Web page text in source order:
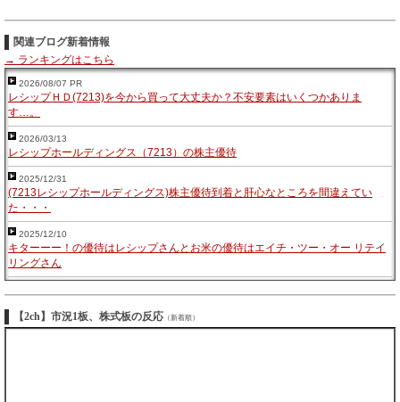
関連ブログ新着情報
→ ランキングはこちら
2026/08/07 PR
レシップＨＤ(7213)を今から買って大丈夫か？不安要素はいくつかありま
す…。
2026/03/13
レシップホールディングス（7213）の株主優待
2025/12/31
(7213レシップホールディングス)株主優待到着と肝心なところを間違えてい
た・・・
2025/12/10
キターーー！の優待はレシップさんとお米の優待はエイチ・ツー・オー リテイ
リングさん
【2ch】市況1板、株式板の反応 （新着順）